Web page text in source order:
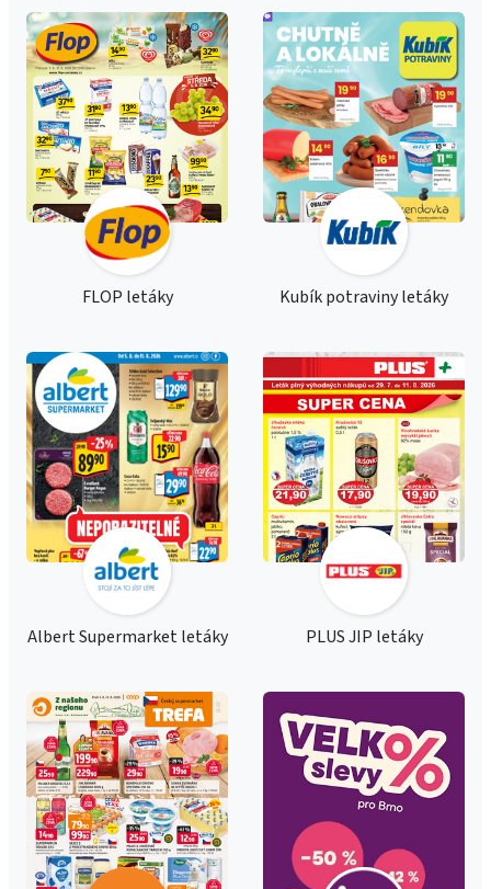
FLOP letáky Kubík potraviny letáky
Albert Supermarket letáky PLUS JIP letáky